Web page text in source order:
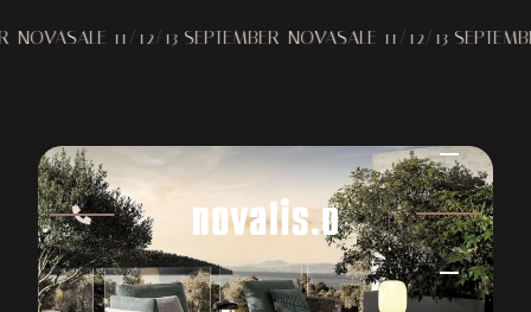
11/12/13 SEPTEMBER NOVASALE 11/12/13 SEPTEMBER